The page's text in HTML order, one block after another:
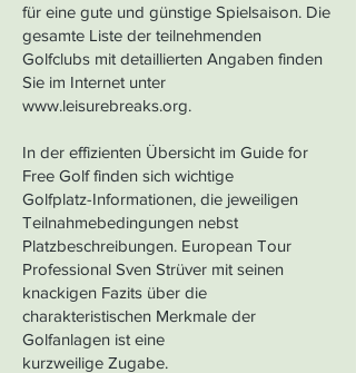
für eine gute und günstige Spielsaison. Die
gesamte Liste der teilnehmenden
Golfclubs mit detaillierten Angaben finden
Sie im Internet unter
www.leisurebreaks.org.
In der effizienten Übersicht im Guide for
Free Golf finden sich wichtige
Golfplatz-Informationen, die jeweiligen
Teilnahmebedingungen nebst
Platzbeschreibungen. European Tour
Professional Sven Strüver mit seinen
knackigen Fazits über die
charakteristischen Merkmale der
Golfanlagen ist eine
kurzweilige Zugabe.